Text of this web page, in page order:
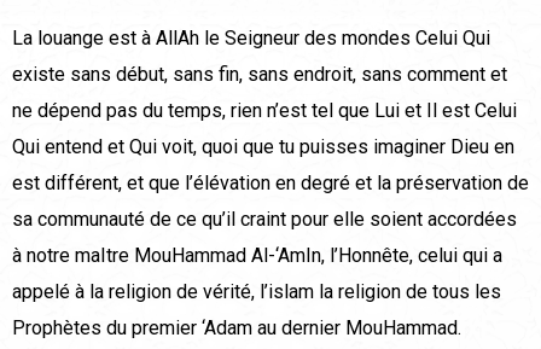
La louange est à AllAh le Seigneur des mondes Celui Qui
existe sans début, sans fin, sans endroit, sans comment et
ne dépend pas du temps, rien n’est tel que Lui et Il est Celui
Qui entend et Qui voit, quoi que tu puisses imaginer Dieu en
est différent, et que l’élévation en degré et la préservation de
sa communauté de ce qu’il craint pour elle soient accordées
à notre maItre MouHammad Al-‘AmIn, l’Honnête, celui qui a
appelé à la religion de vérité, l’islam la religion de tous les
Prophètes du premier ‘Adam au dernier MouHammad.